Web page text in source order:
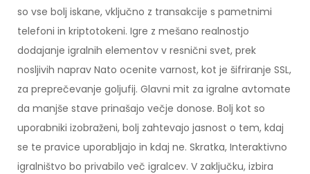
so vse bolj iskane, vključno z transakcije s pametnimi
telefoni in kriptotokeni. Igre z mešano realnostjo
dodajanje igralnih elementov v resnični svet, prek
nosljivih naprav Nato ocenite varnost, kot je šifriranje SSL,
za preprečevanje goljufij. Glavni mit za igralne avtomate
da manjše stave prinašajo večje donose. Bolj kot so
uporabniki izobraženi, bolj zahtevajo jasnost o tem, kdaj
se te pravice uporabljajo in kdaj ne. Skratka, Interaktivno
igralništvo bo privabilo več igralcev. V zaključku, izbira